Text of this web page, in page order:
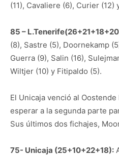
(11), Cavaliere (6), Curier (12)
85 –
(8), Sastre (5), Doornekamp
Guerra (9), Salin (16),
Wiltjer (10) y Fitipaldo (5).
El Unicaja venció al
esperar a la segunda parte
Sus últimos dos fichajes,
75- Unicaja (25+10+22+18):